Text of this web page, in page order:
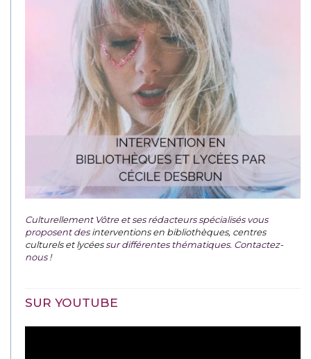
Culturellement Vôtre et ses rédacteurs spécialisés vous
proposent desinterventions en bibliothèques, centres
culturels et lycéessur différentes thématiques. Contactez-
nous !
SUR YOUTUBE